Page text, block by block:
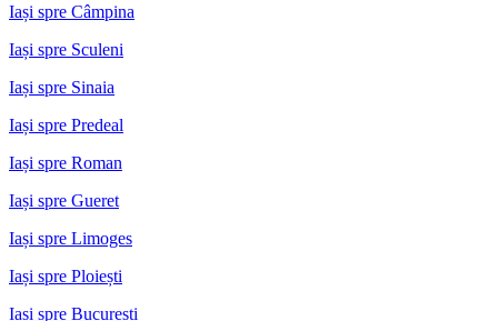
Iași spre Câmpina
Iași spre Sculeni
Iași spre Sinaia
Iași spre Predeal
Iași spre Roman
Iași spre Gueret
Iași spre Limoges
Iași spre Ploiești
Iași spre București